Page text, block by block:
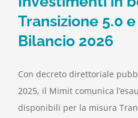
Transizione 5.0
Bilancio 2026
Con decreto direttoriale
2025, il Mimit comunica
disponibili per la misura